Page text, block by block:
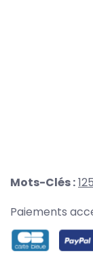
Mots-Clés :
Paiements